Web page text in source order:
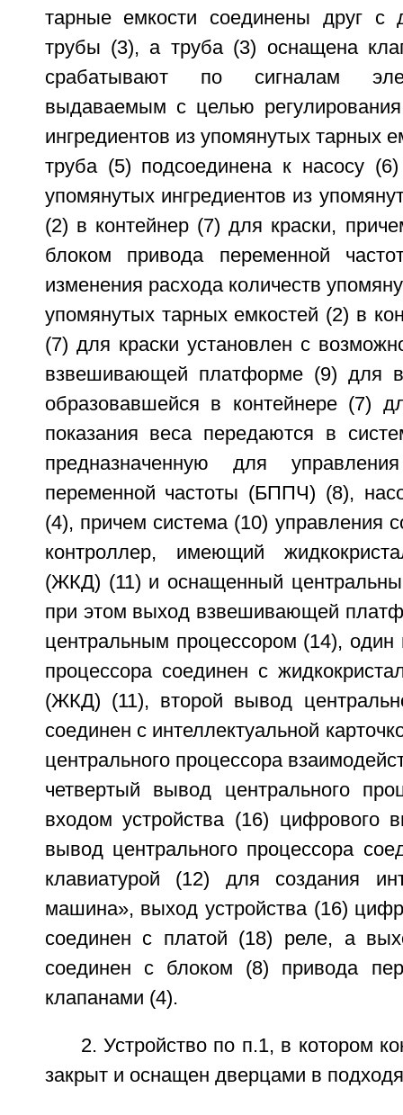
тарные емкости соединены друг с
трубы (3), а труба (3) оснащена
срабатывают по сигналам
выдаваемым с целью
ингредиентов из упомянутых тарных
труба (5) подсоединена к насосу
упомянутых ингредиентов из
(2) в контейнер (7) для краски,
блоком привода переменной
изменения расхода количеств
упомянутых тарных емкостей (2) в
(7) для краски установлен с
взвешивающей платформе (9) для
образовавшейся в контейнере (7)
показания веса передаются в
предназначенную для
переменной частоты (БППЧ) (8),
(4), причем система (10) управления
контроллер, имеющий
(ЖКД) (11) и оснащенный
при этом выход взвешивающей
центральным процессором (14), один
процессора соединен с
(ЖКД) (11), второй вывод
соединен с интеллектуальной
центрального процессора
четвертый вывод центрального
входом устройства (16) цифрового
вывод центрального процессора
клавиатурой (12) для создания
машина», выход устройства (16)
соединен с платой (18) реле, а
соединен с блоком (8) привода
клапанами (4).
2. Устройство по п.1, в котором
закрыт и оснащен дверцами в